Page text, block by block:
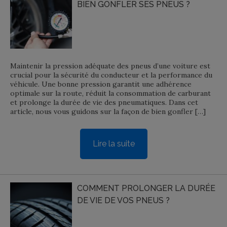
BIEN GONFLER SES PNEUS ?
Maintenir la pression adéquate des pneus d’une voiture est
crucial pour la sécurité du conducteur et la performance du
véhicule. Une bonne pression garantit une adhérence
optimale sur la route, réduit la consommation de carburant
et prolonge la durée de vie des pneumatiques. Dans cet
article, nous vous guidons sur la façon de bien gonfler […]
Lire la suite
COMMENT PROLONGER LA DURÉE
DE VIE DE VOS PNEUS ?